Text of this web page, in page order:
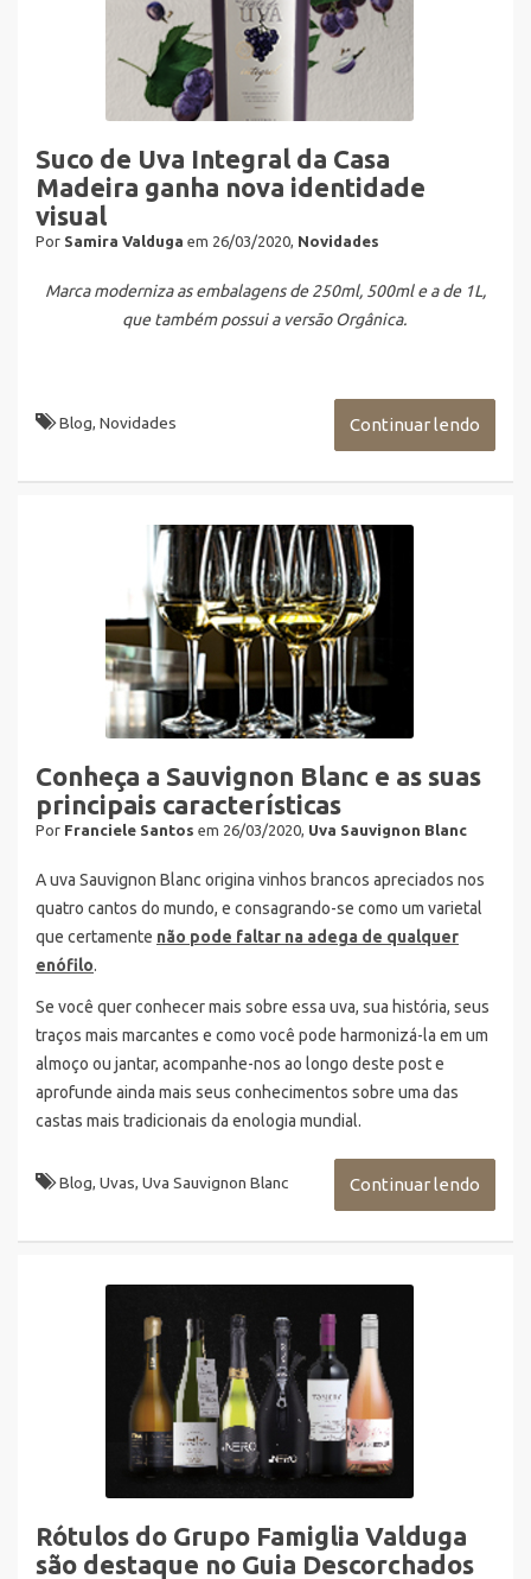
Suco de Uva Integral da Casa
Madeira ganha nova identidade
visual
Por Samira Valduga em 26/03/2020, Novidades
Marca moderniza as embalagens de 250ml, 500ml e a de 1L,
que também possui a versão Orgânica.
Continuar lendo
Blog, Novidades
Conheça a Sauvignon Blanc e as suas
principais características
Por Franciele Santos em 26/03/2020, Uva Sauvignon Blanc
A uva Sauvignon Blanc origina vinhos brancos apreciados nos
quatro cantos do mundo, e consagrando-se como um varietal
que certamente não pode faltar na adega de qualquer
enófilo.
Se você quer conhecer mais sobre essa uva, sua história, seus
traços mais marcantes e como você pode harmonizá-la em um
almoço ou jantar, acompanhe-nos ao longo deste post e
aprofunde ainda mais seus conhecimentos sobre uma das
castas mais tradicionais da enologia mundial.
Continuar lendo
Blog, Uvas, Uva Sauvignon Blanc
Rótulos do Grupo Famiglia Valduga
são destaque no Guia Descorchados